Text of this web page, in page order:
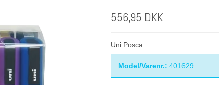
556,95 DKK
Uni Posca
Model/Varenr.: 401629